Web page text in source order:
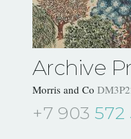
Archive
Morris and Co
+7 903 572